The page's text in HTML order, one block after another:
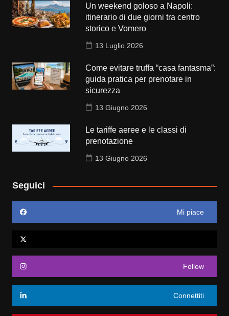
Un weekend goloso a Napoli:
itinerario di due giorni tra centro
storico e Vomero
13 Luglio 2026
Come evitare truffa “casa fantasma”:
guida pratica per prenotare in
sicurezza
13 Giugno 2026
Le tariffe aeree e le classi di
prenotazione
13 Giugno 2026
Seguici
Mi piace
Follow
Connettiti